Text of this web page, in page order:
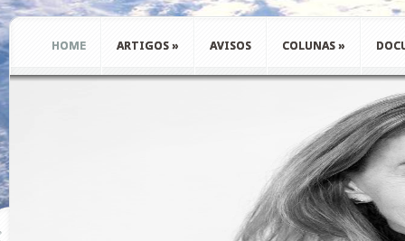
HOME ARTIGOS » AVISOS COLUNAS »